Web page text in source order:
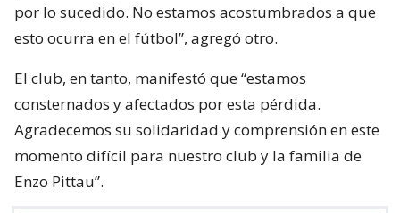
por lo sucedido. No estamos acostumbrados a que
esto ocurra en el fútbol”, agregó otro.
El club, en tanto, manifestó que “estamos
consternados y afectados por esta pérdida.
Agradecemos su solidaridad y comprensión en este
momento difícil para nuestro club y la familia de
Enzo Pittau”.